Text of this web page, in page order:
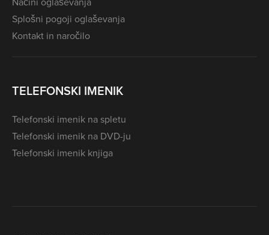
Splošni pogoji oglaševanja
Kontakt in naročilo
TELEFONSKI IMENIK
Telefonski imenik na spletu
Telefonski imenik na DVD-ju
Telefonski imenik knjiga